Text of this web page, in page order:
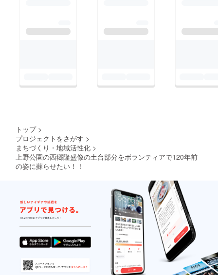
トップ >
プロジェクトをさがす >
まちづくり・地域活性化 >
上野公園の西郷隆盛像の土台部分をボランティアで120年前
の姿に蘇らせたい！！